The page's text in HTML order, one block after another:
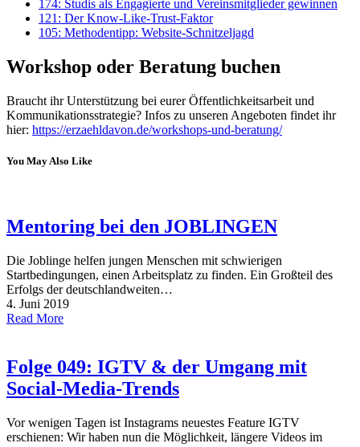
174: Studis als Engagierte und Vereinsmitglieder gewinnen
121: Der Know-Like-Trust-Faktor
105: Methodentipp: Website-Schnitzeljagd
Workshop oder Beratung buchen
Braucht ihr Unterstützung bei eurer Öffentlichkeitsarbeit und
Kommunikationsstrategie? Infos zu unseren Angeboten findet ihr
hier: https://erzaehldavon.de/workshops-und-beratung/
You May Also Like
Mentoring bei den JOBLINGEN
Die Joblinge helfen jungen Menschen mit schwierigen
Startbedingungen, einen Arbeitsplatz zu finden. Ein Großteil des
Erfolgs der deutschlandweiten…
4. Juni 2019
Read More
Folge 049: IGTV & der Umgang mit
Social-Media-Trends
Vor wenigen Tagen ist Instagrams neuestes Feature IGTV
erschienen: Wir haben nun die Möglichkeit, längere Videos im